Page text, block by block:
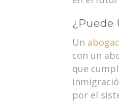
¿Puede
Un
con un
que
por el